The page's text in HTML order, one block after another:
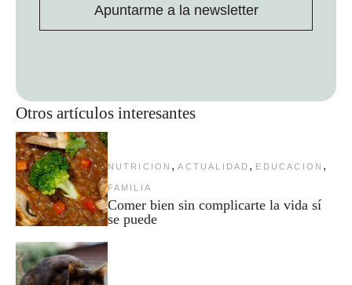
Otros artículos interesantes
NUTRICION , ACTUALIDAD , EDUCACION ,
FAMILIA
Comer bien sin complicarte la vida sí
se puede
Apuntarme a la newsletter